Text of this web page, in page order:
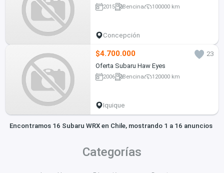
2015 Bencina 100000 km
Concepción
$4.700.000
23
Oferta Subaru Haw Eyes
2006 Bencina 120000 km
Iquique
Encontramos 16 Subaru WRX en Chile, mostrando 1 a 16 anuncios
Categorías